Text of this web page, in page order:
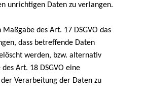
unrichtigen Daten zu verlangen.
Maßgabe des Art. 17 DSGVO das
dass betreffende Daten
werden, bzw. alternativ
Art. 18 DSGVO eine
der Verarbeitung der Daten zu